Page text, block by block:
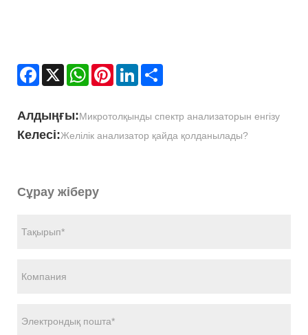
Facebook
X WhatsAppPinterestLinkedIn
Алдыңғы:Микротолқынды спектр анализаторын енгізу
Келесі:Желілік анализатор қайда қолданылады?
Сұрау жіберу